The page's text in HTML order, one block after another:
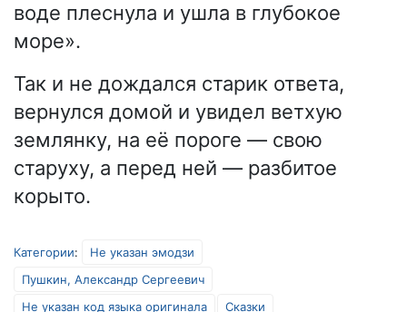
воде плеснула и ушла в глубокое
море».
Так и не дождался старик ответа,
вернулся домой и увидел ветхую
землянку, на её пороге — свою
старуху, а перед ней — разбитое
корыто.
Категории:
Не указан эмодзи
Пушкин, Александр Сергеевич
Не указан код языка оригинала
Сказки